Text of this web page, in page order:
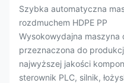
Szybka automatyczna
rozdmuchem HDPE PP
Wysokowydajna maszyna
przeznaczona do
najwyższej jakości
sterownik PLC, silnik,